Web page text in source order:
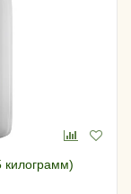
килограмм)